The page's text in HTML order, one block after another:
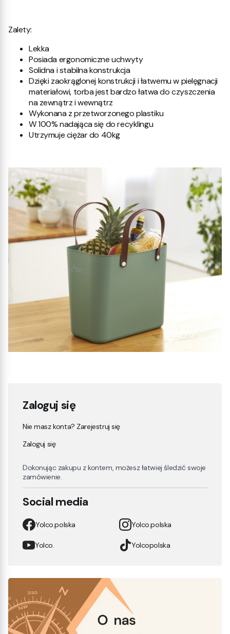
Zalety:
Lekka
Posiada ergonomiczne uchwyty
Solidna i stabilna konstrukcja
Dzięki zaokrąglonej konstrukcji i łatwemu w pielęgnacji
materiałowi, torba jest bardzo łatwa do czyszczenia
na zewnątrz i wewnątrz
Wykonana z przetworzonego plastiku
W 100% nadająca się do recyklingu
Utrzymuje ciężar do 40kg
Zaloguj się
Nie masz konta? Zarejestruj się
Zaloguj się
Dokonując zakupu z kontem, możesz łatwiej śledzić swoje
zamówienie.
Social media
Yolco.polska Yolco.polska
Yolco. Yolcopolska